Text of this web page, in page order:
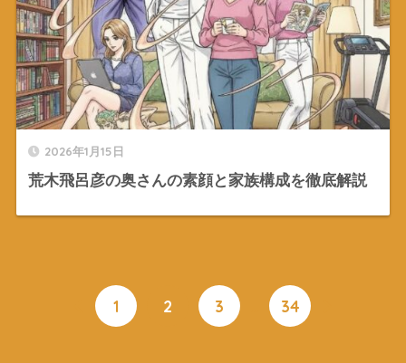
2026年1月15日
荒木飛呂彦の奥さんの素顔と家族構成を徹底解説
1 2 3 34